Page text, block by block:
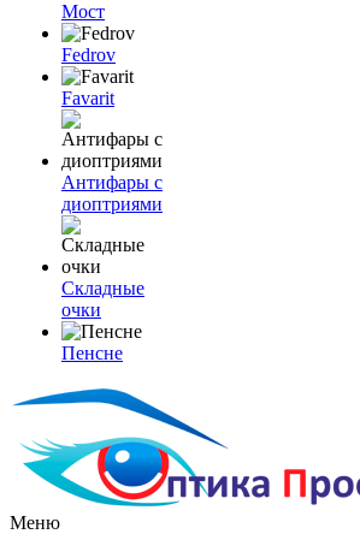
Мост
Fedrov
Favarit
Антифары с
диоптриями
Складные
очки
Пенсне
Меню